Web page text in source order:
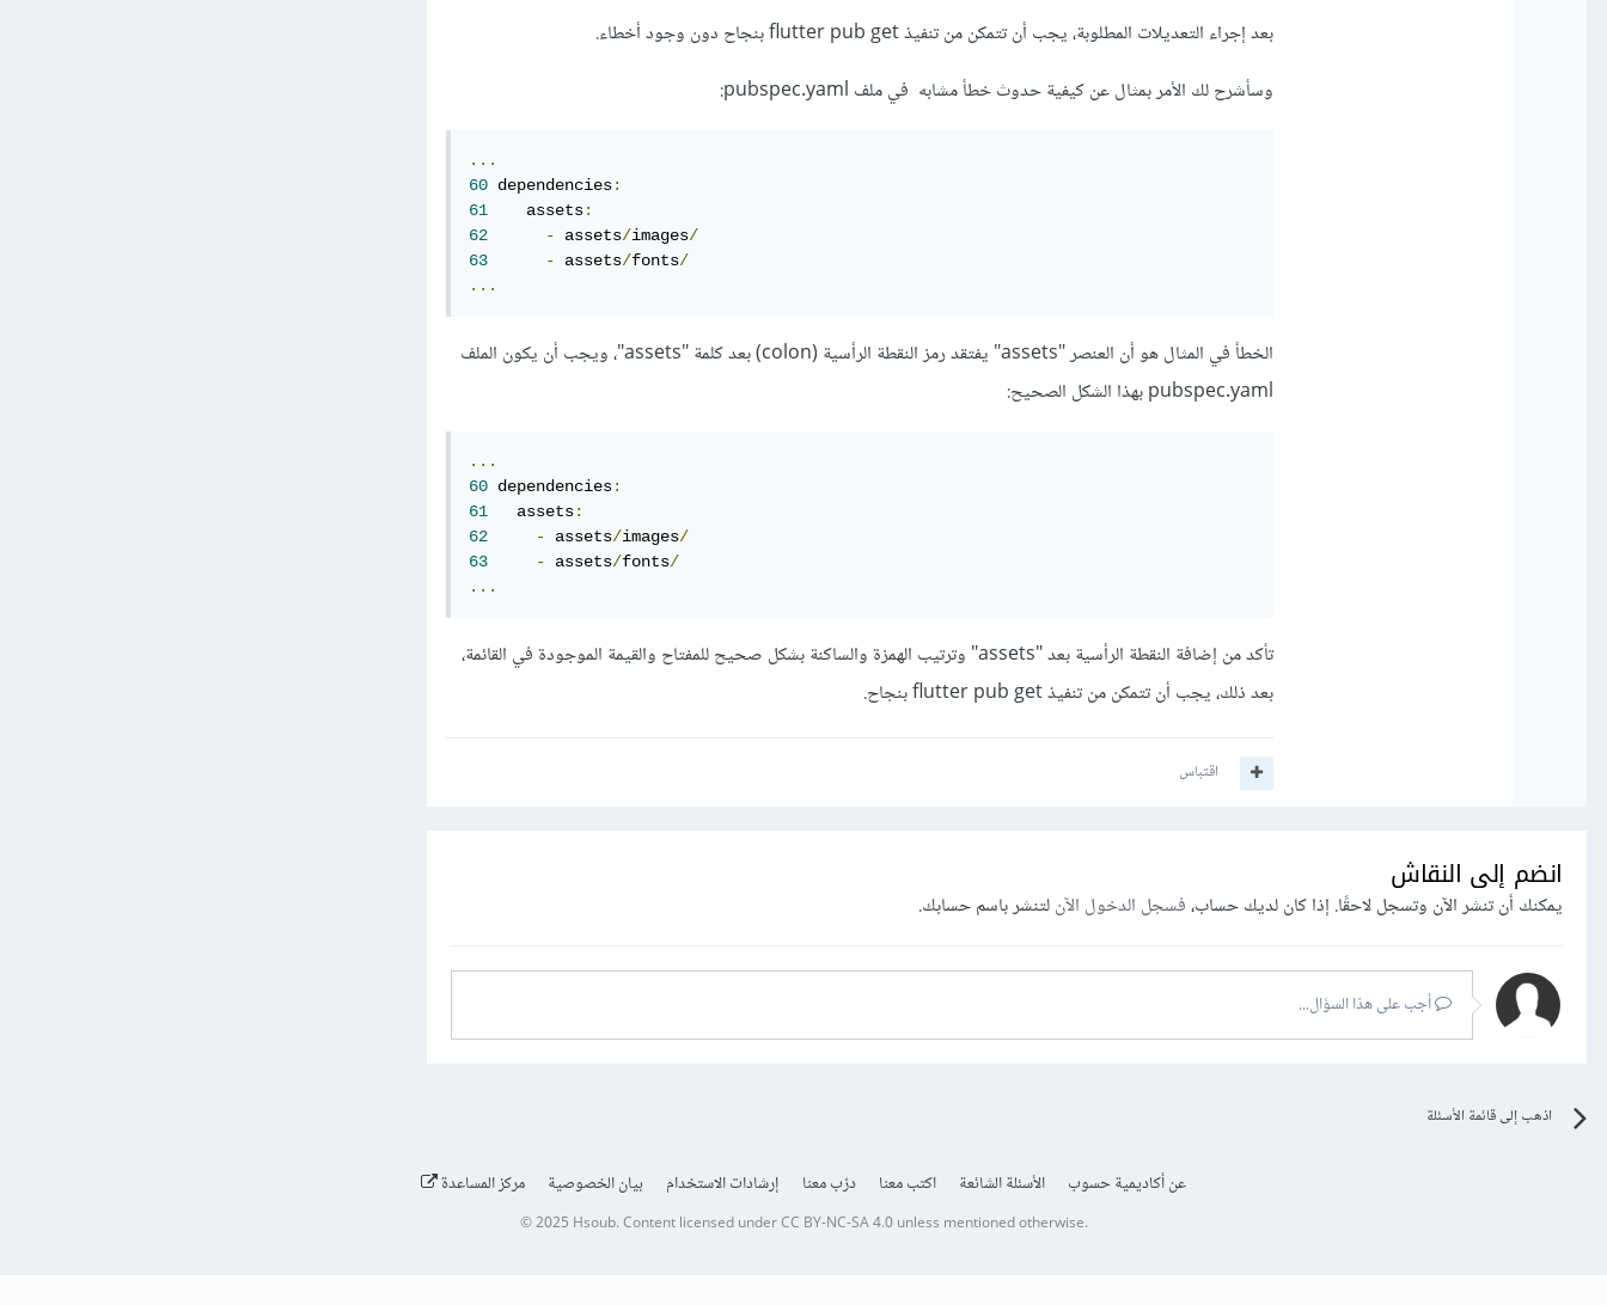
بعد إجراء التعديلات المطلوبة، يجب أن تتمكن من تنفيذ flutter pub get بنجاح دون وجود أخطاء.
وسأشرح لك الأمر بمثال عن كيفية حدوث خطأ مشابه في ملف pubspec.yaml:
...
60 dependencies:
61
    assets
:
62
- assets/images/
63
- assets/fonts/
...
الخطأ في المثال هو أن العنصر "assets" يفتقد رمز النقطة الرأسية (colon) بعد كلمة "assets"، ويجب أن يكون الملف
pubspec.yaml بهذا الشكل الصحيح:
...
60 dependencies:
61
   assets
:
62
- assets/images/
63
- assets/fonts/
...
تأكد من إضافة النقطة الرأسية بعد "assets" وترتيب الهمزة والساكنة بشكل صحيح للمفتاح والقيمة الموجودة في القائمة،
بعد ذلك، يجب أن تتمكن من تنفيذ flutter pub get بنجاح.
اقتباس
انضم إلى النقاش
يمكنك أن تنشر الآن وتسجل لاحقًا. إذا كان لديك حساب،فسجل الدخول الآنلتنشر باسم حسابك.
أجب على هذا السؤال...
اذهب إلى قائمة الأسئلة
عن أكاديمية حسوب الأسئلة الشائعة اكتب معنا درّب معنا إرشادات الاستخدام بيان الخصوصية مركز المساعدة
© 2025 Hsoub.Content licensed underCC BY-NC-SA 4.0unless mentioned otherwise.